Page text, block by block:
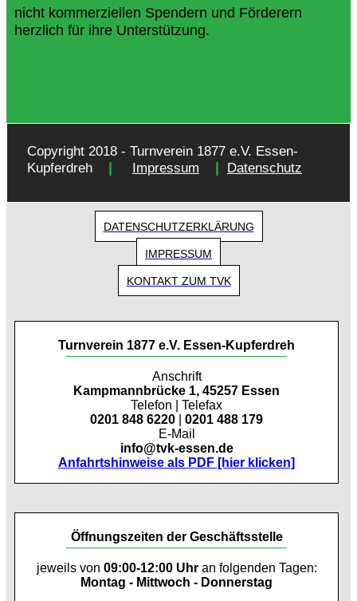
nicht kommerziellen Spendern und Förderern
herzlich für ihre Unterstützung.
Copyright 2018 - Turnverein 1877 e.V. Essen-
Kupferdreh
| Impressum | Datenschutz
DATENSCHUTZERKLÄRUNG
IMPRESSUM
KONTAKT ZUM TVK
Turnverein 1877 e.V. Essen-Kupferdreh
Anschrift
Kampmannbrücke 1, 45257 Essen
Telefon | Telefax
0201 848 6220
0201 488 179
E-Mail
info@tvk-essen.de
Anfahrtshinweise als PDF [hier klicken]
Öffnungszeiten der Geschäftsstelle
jeweils von 09:00-12:00 Uhran folgenden Tagen:
Montag - Mittwoch - Donnerstag